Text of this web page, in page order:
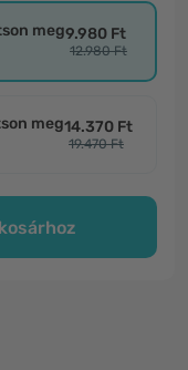
meg9.980 Ft
12.980 Ft
meg14.370 Ft
19.470 Ft